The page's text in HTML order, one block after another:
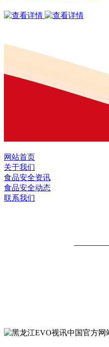
网站首页
关于我们
食品安全资讯
食品安全动态
联系我们